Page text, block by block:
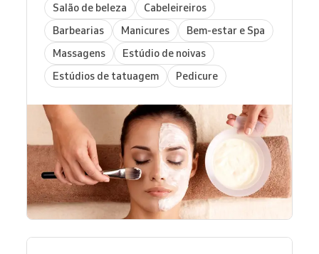
Salão de beleza
Cabeleireiros
Barbearias
Manicures
Bem-estar e Spa
Massagens
Estúdio de noivas
Estúdios de tatuagem
Pedicure